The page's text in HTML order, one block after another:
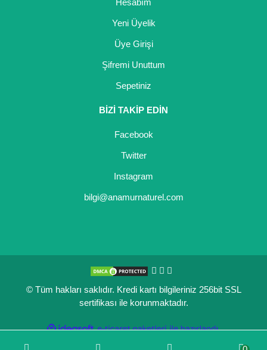
Hesabım
Yeni Üyelik
Üye Girişi
Şifremi Unuttum
Sepetiniz
BİZİ TAKİP EDİN
Facebook
Twitter
Instagram
bilgi@anamurnaturel.com
© Tüm hakları saklıdır. Kredi kartı bilgileriniz 256bit SSL
sertifikası ile korunmaktadır.
ideasoft
e-
ile